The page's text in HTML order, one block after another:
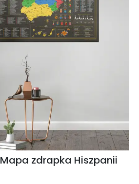
Mapa zdrapka Hiszpanii